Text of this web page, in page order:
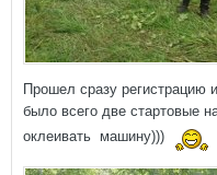
Прошел сразу регистрацию
было всего две стартовые
оклеивать машину)))